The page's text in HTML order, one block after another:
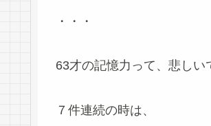
・・・
63才の記憶力って、悲しい
７件連続の時は、